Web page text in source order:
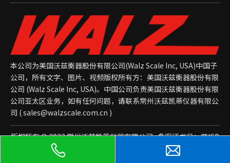
本公司为美国沃兹衡器股份有限公司(Walz Scale Inc, USA)中国子
公司，所有文字、图片、视频版权所有方：美国沃兹衡器股份有限
公司 (Walz Scale Inc, USA)。中国公司负责美国沃兹衡器股份有限
公司亚太区业务，如有任何问题，请联系常州沃兹凯蒂仪器有限公
司 (sales@walzscale.com.cn )
版权所有 © 2023 常州沃兹凯蒂仪器有限公司 备案证书号：苏ICP
备2021043392号-1
后台管理